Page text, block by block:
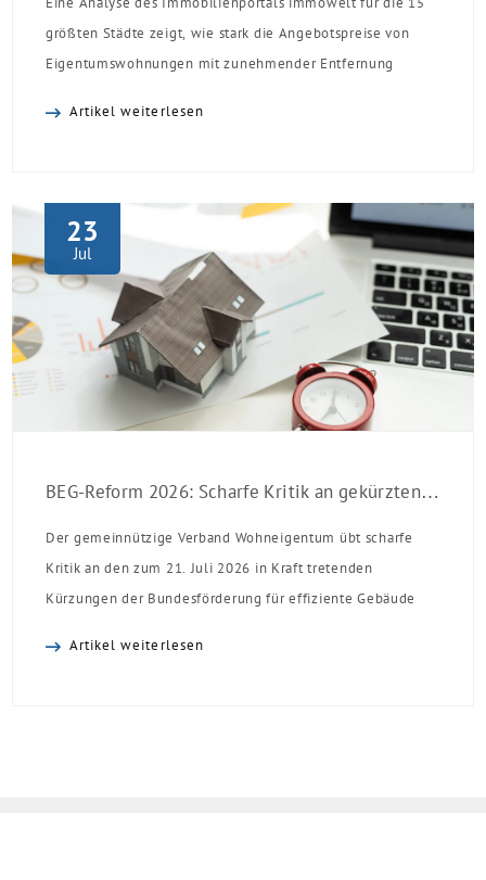
größten Städte zeigt, wie stark die Angebotspreise von
Eigentumswohnungen mit zunehmender Entfernung
Artikel weiterlesen
23
Jul
BEG-Reform 2026: Scharfe Kritik an gekürzten Sanierungsförderungen
Der gemeinnützige Verband Wohneigentum übt scharfe
Kritik an den zum 21. Juli 2026 in Kraft tretenden
Kürzungen der Bundesförderung für effiziente Gebäude
Artikel weiterlesen